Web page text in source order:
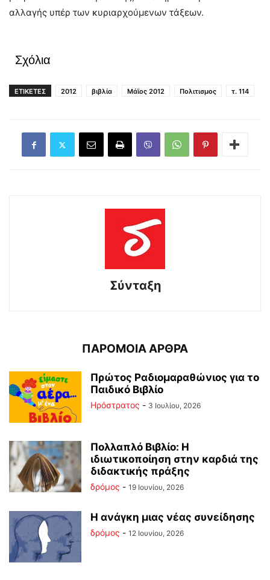
αλλαγής υπέρ των κυριαρχούμενων τάξεων.
Σχόλια
ΕΤΙΚΕΤΕΣ 2012 βιβλία Μάϊος 2012 Πολιτισμος τ. 114
Σύνταξη
ΠΑΡΟΜΟΙΑ ΑΡΘΡΑ
Πρώτος Ραδιομαραθώνιος για το
Παιδικό Βιβλίο
Ηρόστρατος - 3 Ιουλίου, 2026
Πολλαπλό Βιβλίο: Η
ιδιωτικοποίηση στην καρδιά της
διδακτικής πράξης
δρόμος - 19 Ιουνίου, 2026
Η ανάγκη μιας νέας συνείδησης
δρόμος - 12 Ιουνίου, 2026